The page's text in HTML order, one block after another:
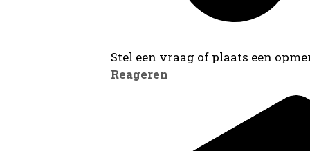
Stel een vraag of plaats een
Reageren